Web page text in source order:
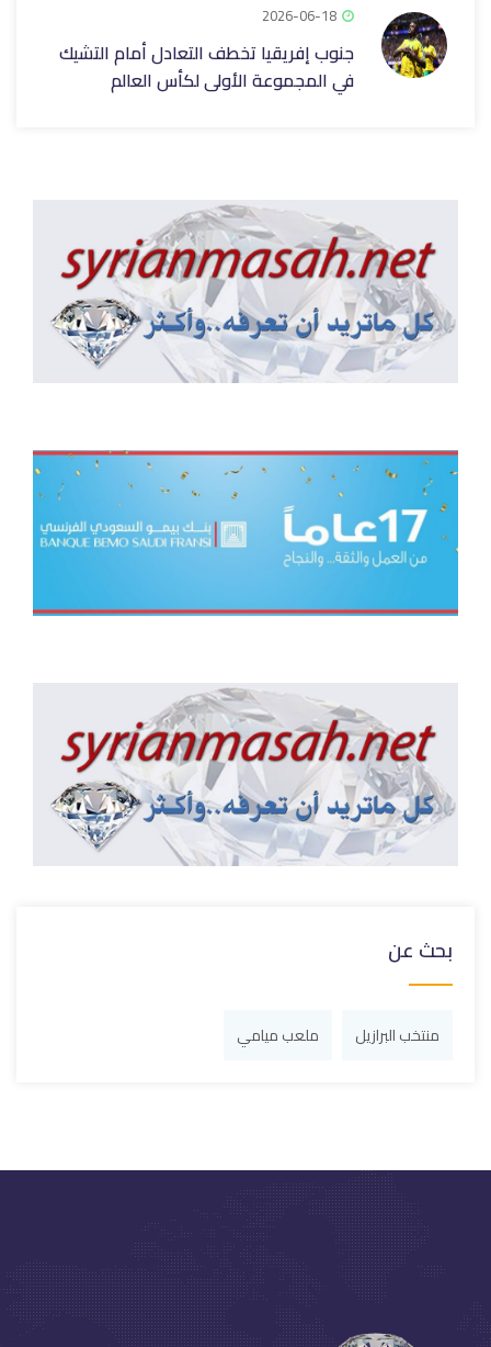
2026-06-18
جنوب إفريقيا تخطف التعادل أمام التشيك
في المجموعة الأولى لكأس العالم
بحث عن
منتخب البرازيل ملعب ميامي